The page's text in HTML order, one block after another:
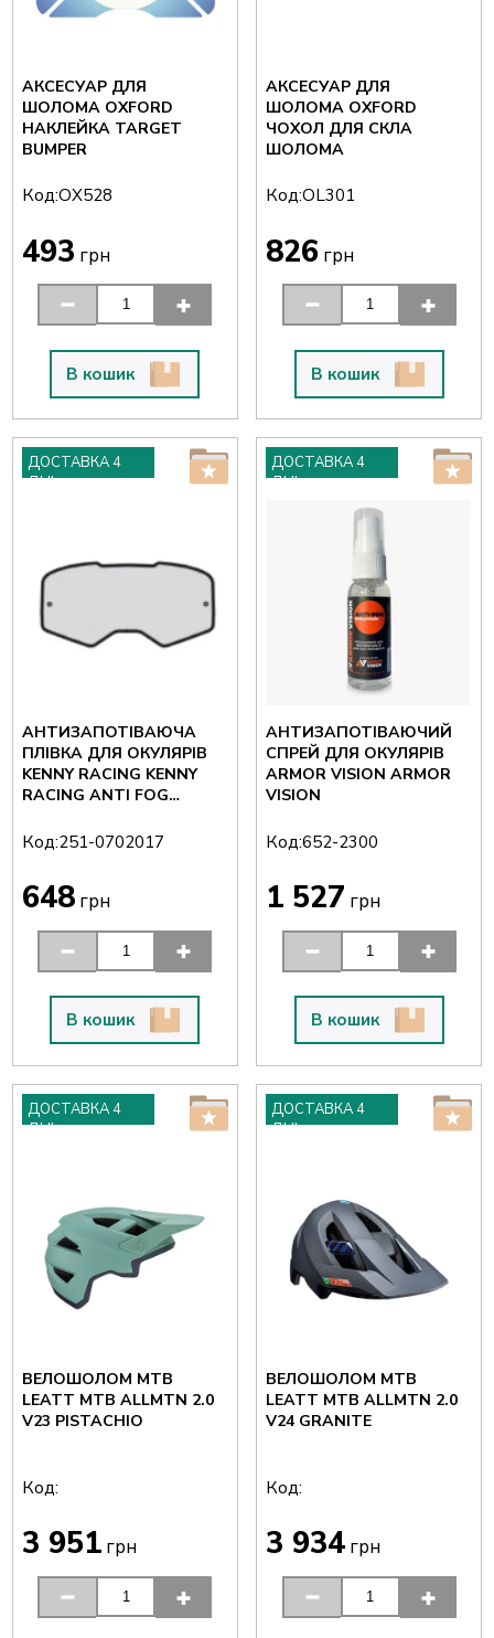
АКСЕСУАР ДЛЯ
ШОЛОМА OXFORD
НАКЛЕЙКА TARGET
BUMPER
Код:OX528
493 грн
В кошик
АКСЕСУАР ДЛЯ
ШОЛОМА OXFORD
ЧОХОЛ ДЛЯ СКЛА
ШОЛОМА
Код:OL301
826 грн
В кошик
ДОСТАВКА 4
ДНІ
АНТИЗАПОТІВАЮЧА
ПЛІВКА ДЛЯ ОКУЛЯРІВ
KENNY RACING KENNY
RACING ANTI FOG
Код:251-0702017
648грн
В кошик
ДОСТАВКА 4
ДНІ
АНТИЗАПОТІВАЮЧИЙ
СПРЕЙ ДЛЯ ОКУЛЯРІВ
ARMOR VISION ARMOR
VISION
Код:652-2300
1 527 грн
В кошик
ДОСТАВКА 4
ДНІ
ВЕЛОШОЛОМ MTB
LEATT MTB ALLMTN 2.0
V23 PISTACHIO
Код:
3 951грн
ДОСТАВКА 4
ДНІ
ВЕЛОШОЛОМ MTB
LEATT MTB ALLMTN 2.0
V24 GRANITE
Код:
3 934 грн